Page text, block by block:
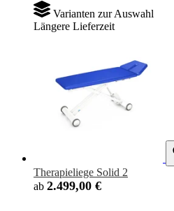
Varianten zur Auswahl
Längere Lieferzeit
Therapieliege Solid 2
ab 2.499,00 €